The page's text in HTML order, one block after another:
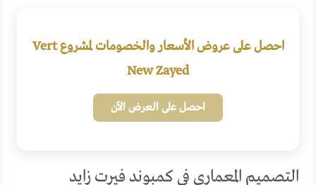
احصل على عروض الأسعار والخصومات لمشروع Vert
New Zayed
احصل على العرض الآن
التصميم المعماري في كمبوند فيرت زايد